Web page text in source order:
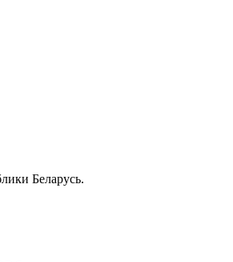
Беларусь.